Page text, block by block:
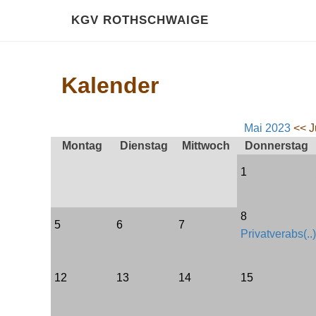
KGV ROTHSCHWAIGE
Kalender
Mai 2023<<
Montag
Dienstag Mittwoch Donnerstag
1
5 6 7
8
Privatverabs(..)
12 13 14 15